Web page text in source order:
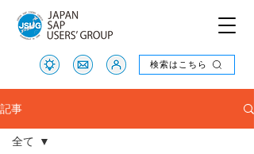
検索はこちら
検索はこちら
記事
全て